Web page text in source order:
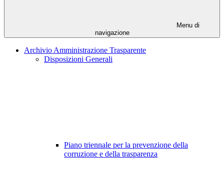
Menu di
navigazione
Archivio Amministrazione Trasparente
Disposizioni Generali
Piano triennale per la prevenzione della
corruzione e della trasparenza